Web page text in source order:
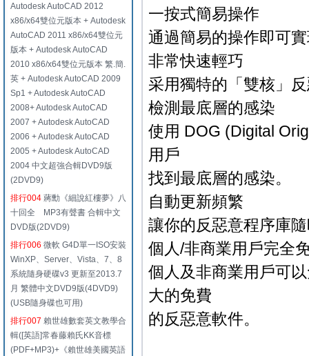
Autodesk AutoCAD 2012
x86/x64雙位元版本 + Autodesk
AutoCAD 2011 x86/x64雙位元
版本 + Autodesk AutoCAD
2010 x86/x64雙位元版本 繁.簡.
英 + Autodesk AutoCAD 2009
Sp1 + Autodesk AutoCAD
2008+ Autodesk AutoCAD
2007 + Autodesk AutoCAD
2006 + Autodesk AutoCAD
2005 + Autodesk AutoCAD
2004 中文超強合輯DVD9版
(2DVD9)
排行004 蔣勳《細說紅樓夢》八
十回全 MP3有聲書 合輯中文
DVD版(2DVD9)
排行006 微軟 G4D單一ISO安裝
WinXP、Server、Vista、7、8
系統隨身硬碟v3 更新至2013.7
月 繁體中文DVD9版(4DVD9)
(USB隨身碟也可用)
排行007 賴世雄數套英文教學合
輯([英語]常春藤賴氏KK音標
(PDF+MP3)+《賴世雄美國英語
一按式簡易操作
通過簡易的操作即可
非常快速輕巧
采用獨特的「雙核」
檢測最底層的感染
使用 DOG (Digital
用戶
找到最底層的感染。
自動更新頻繁
讓你的反惡意程序庫
個人/非商業用戶完全
個人及非商業用戶可
大的免費
的反惡意軟件。